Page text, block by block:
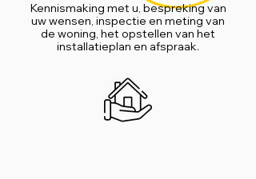
Kennismaking met u, bespreking van
uw wensen, inspectie en meting van
de woning, het opstellen van het
installatieplan en afspraak.